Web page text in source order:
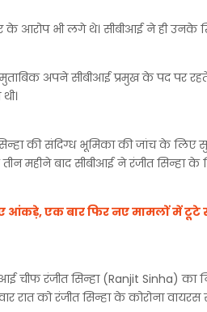
के आरोप भी लगे थे। सीबीआई ने ही
अपने सीबीआई प्रमुख के पद पर
की संदिग्ध भूमिका की जांच के लिए
महीने बाद सीबीआई ने रंजीत सिन्हा
एक बार फिर नए मामलों में टूटे
चीफ रंजीत सिन्हा (Ranjit Sinha)
रात को रंजीत सिन्हा के कोरोना वायरस